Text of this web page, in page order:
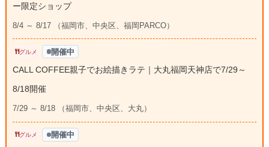
ー限定ショップ
8/4 ～ 8/17 （福岡市、中央区、福岡PARCO）
グルメ 開催中
CALL COFFEE親子でお絵描きラテ｜大丸福岡天神店で7/29～
8/18開催
7/29 ～ 8/18 （福岡市、中央区、大丸）
グルメ 開催中